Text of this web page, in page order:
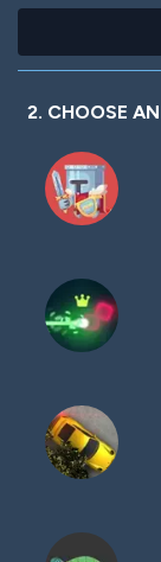
2. CHOOSE